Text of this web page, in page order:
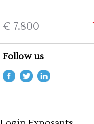
€ 7.800
Follow us